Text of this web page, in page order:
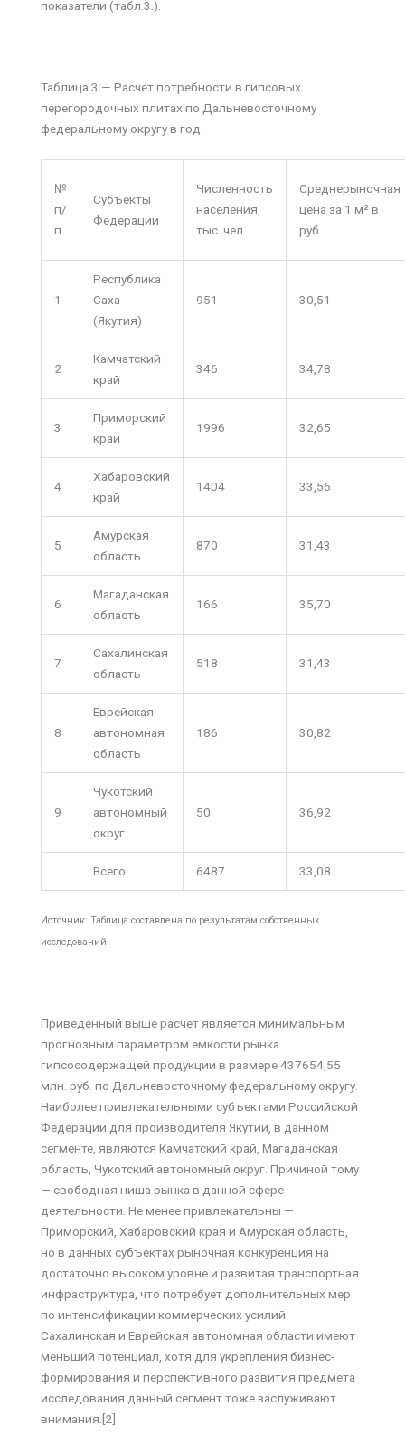
показатели (табл.3.).
Таблица 3 — Расчет потребности в гипсовых
перегородочных плитах по Дальневосточному
федеральному округу в год
№
п/
п
Субъекты
Федерации
Численность
населения,
тыс. чел.
Среднерыночная
цена за 1 м² в
руб.
1
Республика
Саха
(Якутия)
951 30,51
2
Камчатский
край
346 34,78
3
Приморский
край
1996 32,65
4
Хабаровский
край
1404 33,56
5
Амурская
область
870 31,43
6
Магаданская
область
166 35,70
7
Сахалинская
область
518 31,43
8
Еврейская
автономная
область
186 30,82
9
Чукотский
автономный
округ
50 36,92
Всего 6487 33,08
Источник: Таблица составлена по результатам собственных
исследований
Приведенный выше расчет является минимальным
прогнозным параметром емкости рынка
гипсосодержащей продукции в размере 437654,55
млн. руб. по Дальневосточному федеральному округу.
Наиболее привлекательными субъектами Российской
Федерации для производителя Якутии, в данном
сегменте, являются Камчатский край, Магаданская
область, Чукотский автономный округ. Причиной тому
— свободная ниша рынка в данной сфере
деятельности. Не менее привлекательны —
Приморский, Хабаровский края и Амурская область,
но в данных субъектах рыночная конкуренция на
достаточно высоком уровне и развитая транспортная
инфраструктура, что потребует дополнительных мер
по интенсификации коммерческих усилий.
Сахалинская и Еврейская автономная области имеют
меньший потенциал, хотя для укрепления бизнес-
формирования и перспективного развития предмета
исследования данный сегмент тоже заслуживают
внимания.[2]